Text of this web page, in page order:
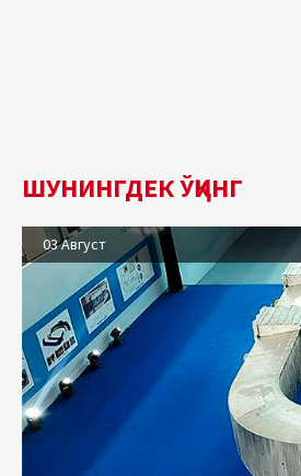
ШУНИНГДЕК ЎҚИНГ
03 Август